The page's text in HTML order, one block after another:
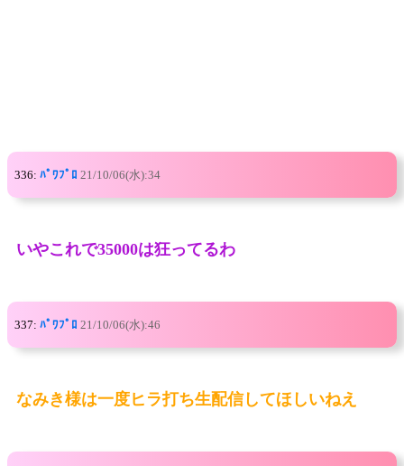
336: ﾊﾟﾜﾌﾟﾛ 21/10/06(水):34
いやこれで35000は狂ってるわ
337: ﾊﾟﾜﾌﾟﾛ 21/10/06(水):46
なみき様は一度ヒラ打ち生配信してほしいねえ